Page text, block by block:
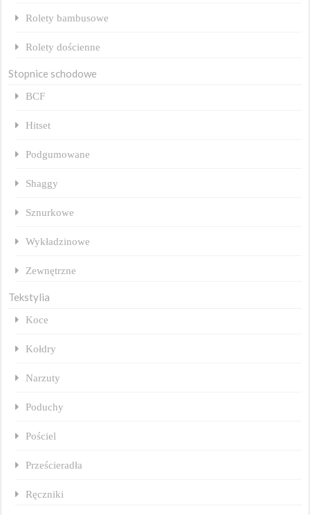
Rolety bambusowe
Rolety dościenne
Stopnice schodowe
BCF
Hitset
Podgumowane
Shaggy
Sznurkowe
Wykładzinowe
Zewnętrzne
Tekstylia
Koce
Kołdry
Narzuty
Poduchy
Pościel
Prześcieradła
Ręczniki